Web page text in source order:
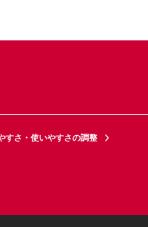
すさ・使いやすさの調整